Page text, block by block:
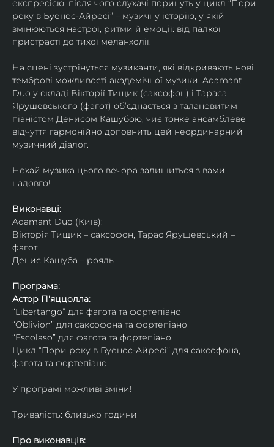
експресією, після чого слухачі поринуть у цикл “Пори
року в Буенос-Айресі” – музичну історію, у якій
змінюються настрої, ритми й емоції: від палкої
пристрасті до тихої меланхолії.
На сцені зустрінуться музиканти, які відкривають нові
темброві можливості академічної музики. Adamant
Duo у складі Вікторії Тищик (саксофон) і Тараса
Ярушевського (фагот) об’єднається з талановитим
піаністом Денисом Кашубою, чиє тонке ансамблеве
відчуття гармонійно доповнить цей неординарний
музичний діалог.
Нехай музика цього вечора залишиться з вами
надовго!
Виконавці:
Adamant Duo (Київ):
Вікторія Тищик – саксофон, Тарас Ярушевський –
фагот
Денис Кашуба – рояль
Програма:
Астор П'яццолла:
“Libertango” для фагота та фортепіано
“Oblivion” для саксофона та фортепіано
“Escolaso” для фагота та фортепіано
Цикл “Пори року в Буенос-Айресі” для саксофона,
фагота та фортепіано
У програмі можливі зміни!
Тривалість: близько години
Про виконавців: